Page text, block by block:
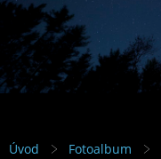
Úvod Fotoalbum